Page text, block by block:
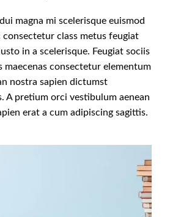
magna mi scelerisque euismod
consectetur class metus feugiat
in a scelerisque. Feugiat sociis
maecenas consectetur elementum
nostra sapien dictumst
A pretium orci vestibulum aenean
erat a cum adipiscing sagittis.